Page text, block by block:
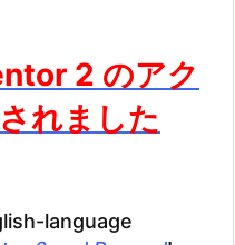
2 のアク
れました
language